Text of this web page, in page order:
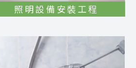
照明設備安裝工程